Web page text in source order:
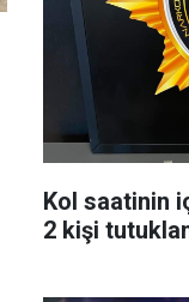
Kol saatinin
2 kişi